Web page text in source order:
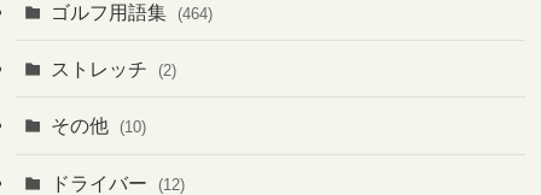
ゴルフ用語集 (464)
ストレッチ (2)
その他 (10)
ドライバー (12)